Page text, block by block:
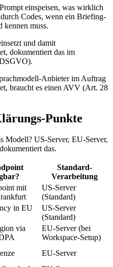
einspeisen, was wirklich
Codes, wenn ein Briefing-
kennen muss.
und damit
dokumentiert das im
Anbieter im Auftrag
braucht es einen AVV (Art. 28
Punkte
Modell? US-Server, EU-Server,
das.
Standard-
Verarbeitung
mit
US-Server
(Standard)
in EU
US-Server
(Standard)
via
EU-Server (bei
Workspace-Setup)
EU-Server